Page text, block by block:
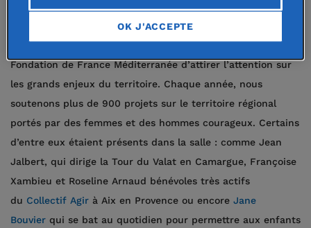
événement.
Cette soirée exceptionnelle a été l’occasion pour la
Fondation de France Méditerranée d’attirer l’attention sur
les grands enjeux du territoire. Chaque année, nous
soutenons plus de 900 projets sur le territoire régional
portés par des femmes et des hommes courageux. Certains
d’entre eux étaient présents dans la salle : comme Jean
Jalbert, qui dirige la Tour du Valat en Camargue, Françoise
Xambieu et Roseline Arnaud bénévoles très actifs
du Collectif Agir à Aix en Provence ou encore Jane
Bouvier qui se bat au quotidien pour permettre aux enfants
OK J'ACCEPTE